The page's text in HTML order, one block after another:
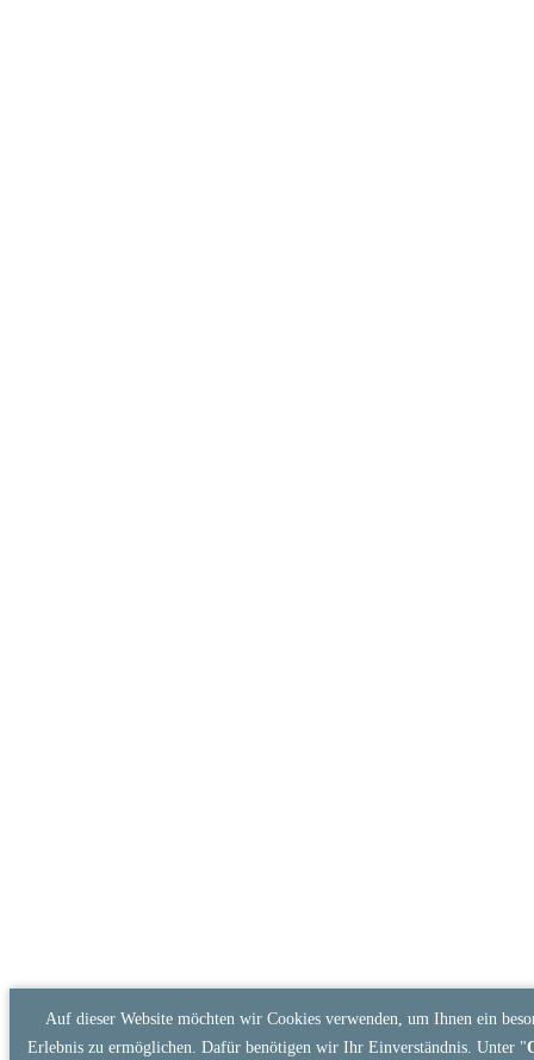
Auf dieser Website möchten wir Cookies verwenden, um Ihnen ein
Erlebnis zu ermöglichen. Dafür benötigen wir Ihr Einverständnis. Unter "